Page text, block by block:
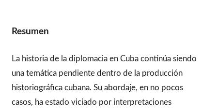
Resumen
La historia de la diplomacia en Cuba continúa siendo
una temática pendiente dentro de la producción
historiográfica cubana. Su abordaje, en no pocos
casos, ha estado viciado por interpretaciones